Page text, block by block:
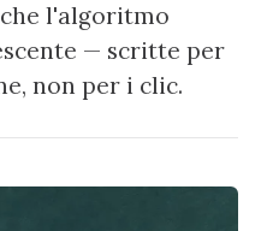
l'algoritmo
— scritte per
non per i clic.